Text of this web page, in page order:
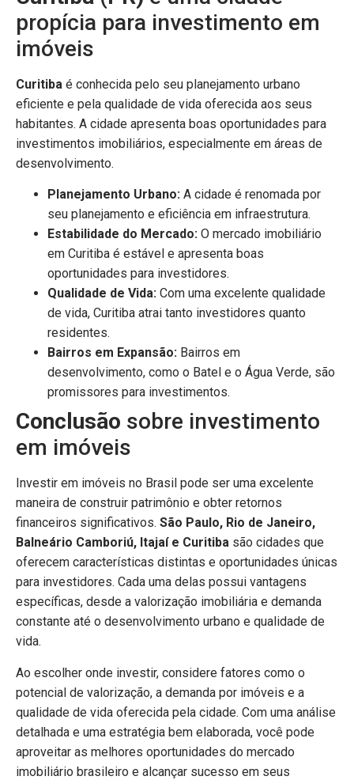
propícia para investimento em
imóveis
Curitiba é conhecida pelo seu planejamento urbano
eficiente e pela qualidade de vida oferecida aos seus
habitantes. A cidade apresenta boas oportunidades para
investimentos imobiliários, especialmente em áreas de
desenvolvimento.
Planejamento Urbano: A cidade é renomada por
seu planejamento e eficiência em infraestrutura.
Estabilidade do Mercado: O mercado imobiliário
em Curitiba é estável e apresenta boas
oportunidades para investidores.
Qualidade de Vida: Com uma excelente qualidade
de vida, Curitiba atrai tanto investidores quanto
residentes.
Bairros em Expansão: Bairros em
desenvolvimento, como o Batel e o Água Verde, são
promissores para investimentos.
Conclusão sobre investimento
em imóveis
Investir em imóveis no Brasil pode ser uma excelente
maneira de construir patrimônio e obter retornos
financeiros significativos. São Paulo, Rio de Janeiro,
Balneário Camboriú, Itajaí e Curitiba são cidades que
oferecem características distintas e oportunidades únicas
para investidores. Cada uma delas possui vantagens
específicas, desde a valorização imobiliária e demanda
constante até o desenvolvimento urbano e qualidade de
vida.
Ao escolher onde investir, considere fatores como o
potencial de valorização, a demanda por imóveis e a
qualidade de vida oferecida pela cidade. Com uma análise
detalhada e uma estratégia bem elaborada, você pode
aproveitar as melhores oportunidades do mercado
imobiliário brasileiro e alcançar sucesso em seus